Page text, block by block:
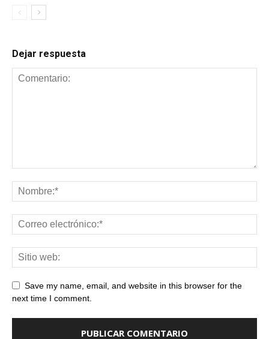
Dejar respuesta
Save my name, email, and website in this browser for the
next time I comment.